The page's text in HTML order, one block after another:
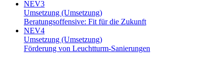
NEV3
Umsetzung (Umsetzung)
Beratungsoffensive: Fit für die Zukunft
NEV4
Umsetzung (Umsetzung)
Förderung von Leuchtturm-Sanierungen